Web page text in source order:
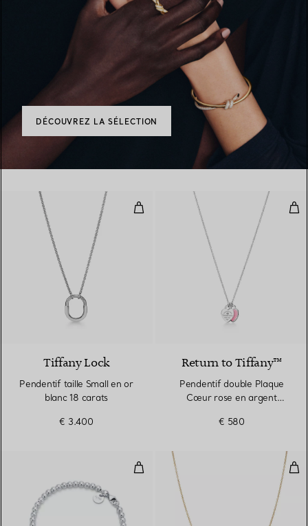
DÉCOUVREZ LA SÉLECTION
Pendentif taille Small en or
3 Matériaux
Tiffany Lock
Pendentif taille Small en or
blanc 18 carats
€ 3.400
Return to Tiffany™
Pendentif double Plaque
Cœur rose en argent
Mini.
€ 580
Bracelet de perles Plaque Cœur